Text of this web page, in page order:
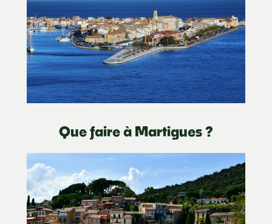
Que faire à Martigues ?